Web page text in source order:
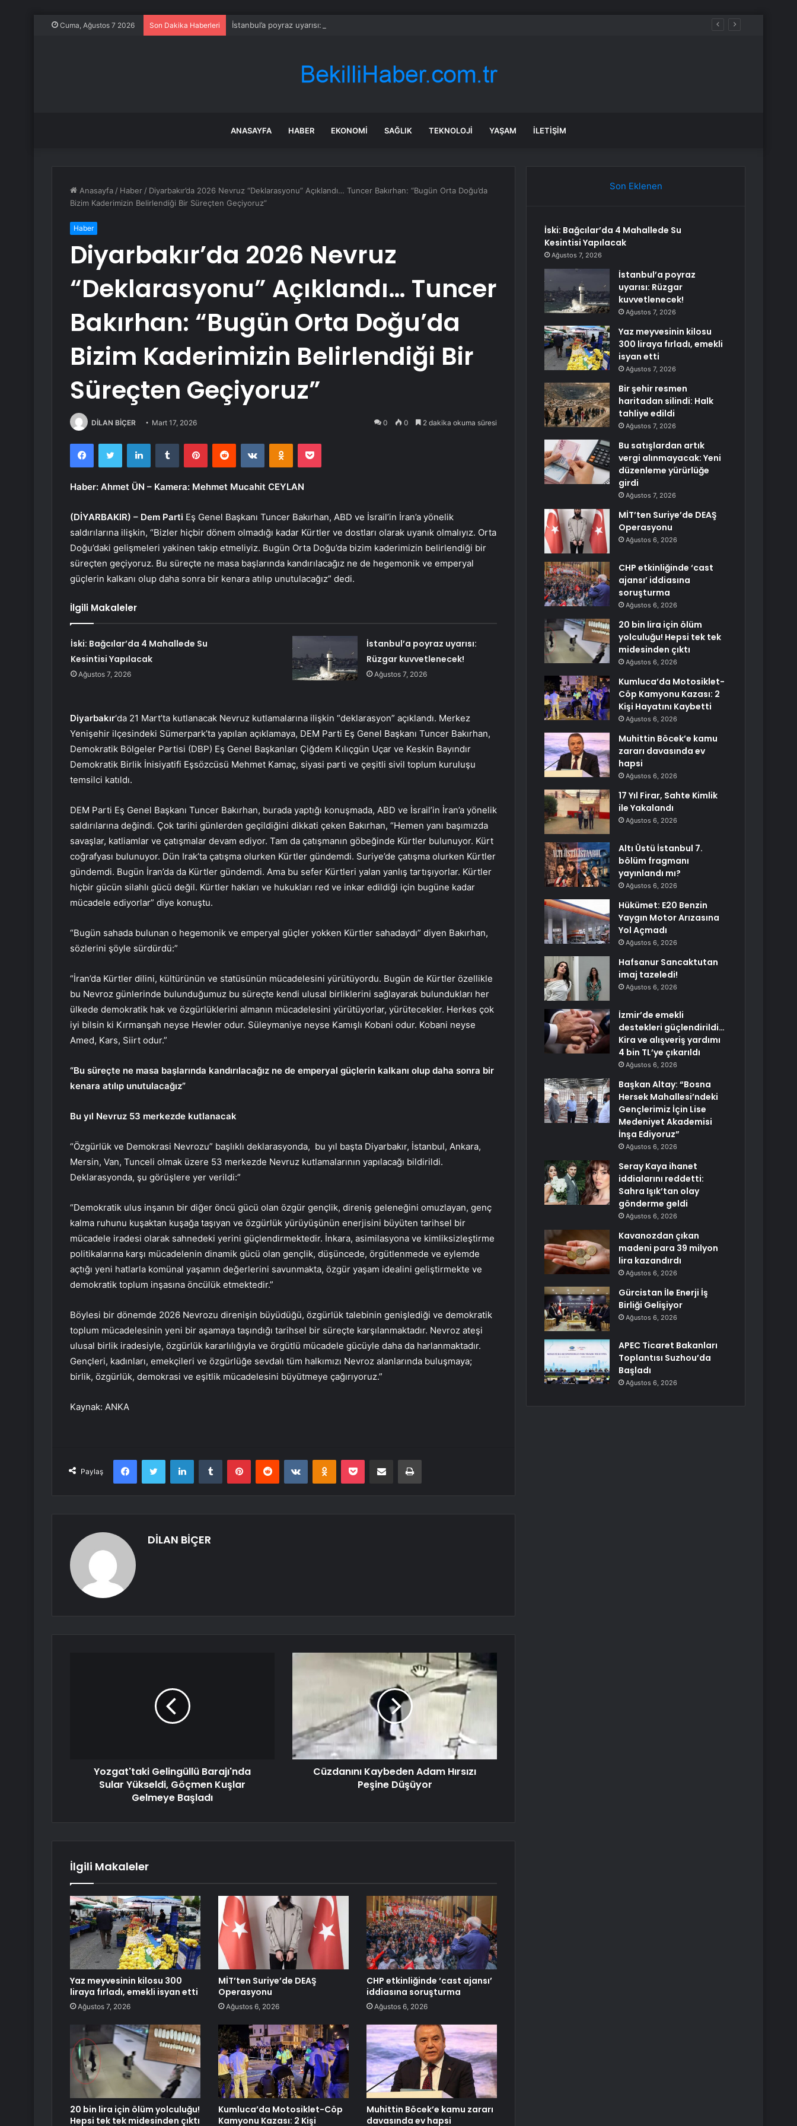
Cuma, Ağustos 7 2026 Son Dakika Haberleri İstanbul’a poyraz uyarısı: Rüzgar kuvvetlenecek!
ANASAYFA HABER EKONOMI SAĞLIK TEKNOLOJI YAŞAM İLETIŞIM
Anasayfa / Haber / Diyarbakır’da 2026 Nevruz “Deklarasyonu” Açıklandı… Tuncer Bakırhan: “Bugün Orta Doğu’da
Bizim Kaderimizin Belirlendiği Bir Süreçten Geçiyoruz”
Haber
Diyarbakır’da 2026 Nevruz
“Deklarasyonu” Açıklandı… Tuncer
Bakırhan: “Bugün Orta Doğu’da
Bizim Kaderimizin Belirlendiği Bir
Süreçten Geçiyoruz”
DİLAN BİÇER Mart 17, 2026 0 0 2 dakika okuma süresi
FacebookTwitter LinkedInTumblr PinterestReddit VKontakteOdnoklassniki
Pocket
Haber: Ahmet ÜN – Kamera: Mehmet Mucahit CEYLAN
(DİYARBAKIR) – Dem Parti Eş Genel Başkanı Tuncer Bakırhan, ABD ve İsrail’in İran’a yönelik
saldırılarına ilişkin, “Bizler hiçbir dönem olmadığı kadar Kürtler ve dostları olarak uyanık olmalıyız. Orta
Doğu’daki gelişmeleri yakinen takip etmeliyiz. Bugün Orta Doğu’da bizim kaderimizin belirlendiği bir
süreçten geçiyoruz. Bu süreçte ne masa başlarında kandırılacağız ne de hegemonik ve emperyal
güçlerin kalkanı olup daha sonra bir kenara atılıp unutulacağız” dedi.
İlgili Makaleler
İski: Bağcılar’da 4 Mahallede Su
Kesintisi Yapılacak
Ağustos 7, 2026
İstanbul’a poyraz uyarısı:
Rüzgar kuvvetlenecek!
Ağustos 7, 2026
Diyarbakır‘da 21 Mart’ta kutlanacak Nevruz kutlamalarına ilişkin “deklarasyon” açıklandı. Merkez
Yenişehir ilçesindeki Sümerpark’ta yapılan açıklamaya, DEM Parti Eş Genel Başkanı Tuncer Bakırhan,
Demokratik Bölgeler Partisi (DBP) Eş Genel Başkanları Çiğdem Kılıçgün Uçar ve Keskin Bayındır
Demokratik Birlik İnisiyatifi Eşsözcüsü Mehmet Kamaç, siyasi parti ve çeşitli sivil toplum kuruluşu
temsilci katıldı.
DEM Parti Eş Genel Başkanı Tuncer Bakırhan, burada yaptığı konuşmada, ABD ve İsrail’in İran’a yönelik
saldırılarına değindi. Çok tarihi günlerden geçildiğini dikkati çeken Bakırhan, “Hemen yanı başımızda
savaşlar, katliamlar ve çatışmalar devam ediyor. Tam da çatışmanın göbeğinde Kürtler bulunuyor. Kürt
coğrafyası bulunuyor. Dün Irak’ta çatışma olurken Kürtler gündemdi. Suriye’de çatışma olurken Kürtler
gündemdi. Bugün İran’da da Kürtler gündemdi. Ama bu sefer Kürtleri yalan yanlış tartışıyorlar. Kürtler
hiçbir gücün silahlı gücü değil. Kürtler hakları ve hukukları red ve inkar edildiği için bugüne kadar
mücadele ediyorlar” diye konuştu.
“Bugün sahada bulunan o hegemonik ve emperyal güçler yokken Kürtler sahadaydı” diyen Bakırhan,
sözlerini şöyle sürdürdü:”
“İran’da Kürtler dilini, kültürünün ve statüsünün mücadelesini yürütüyordu. Bugün de Kürtler özellikle
bu Nevroz günlerinde bulunduğumuz bu süreçte kendi ulusal birliklerini sağlayarak bulundukları her
ülkede demokratik hak ve özgürlüklerini almanın mücadelesini yürütüyorlar, yürütecekler. Herkes çok
iyi bilsin ki Kırmanşah neyse Hewler odur. Süleymaniye neyse Kamışlı Kobani odur. Kobani neyse
Amed, Kars, Siirt odur.”
“Bu süreçte ne masa başlarında kandırılacağız ne de emperyal güçlerin kalkanı olup daha sonra bir
kenara atılıp unutulacağız”
Bu yıl Nevruz 53 merkezde kutlanacak
“Özgürlük ve Demokrasi Nevrozu” başlıklı deklarasyonda, bu yıl başta Diyarbakır, İstanbul, Ankara,
Mersin, Van, Tunceli olmak üzere 53 merkezde Nevruz kutlamalarının yapılacağı bildirildi.
Deklarasyonda, şu görüşlere yer verildi:”
“Demokratik ulus inşanın bir diğer öncü gücü olan özgür gençlik, direniş geleneğini omuzlayan, genç
kalma ruhunu kuşaktan kuşağa taşıyan ve özgürlük yürüyüşünün enerjisini büyüten tarihsel bir
mücadele iradesi olarak sahnedeki yerini güçlendirmektedir. İnkara, asimilasyona ve kimliksizleştirme
politikalarına karşı mücadelenin dinamik gücü olan gençlik, düşüncede, örgütlenmede ve eylemde
açtığı yeni hatlarla komünal yaşamın değerlerini savunmakta, özgür yaşam idealini geliştirmekte ve
demokratik toplum inşasına öncülük etmektedir.”
Böylesi bir dönemde 2026 Nevrozu direnişin büyüdüğü, özgürlük talebinin genişlediği ve demokratik
toplum mücadelesinin yeni bir aşamaya taşındığı tarihsel bir süreçte karşılanmaktadır. Nevroz ateşi
ulusal birlik iradesiyle, özgürlük kararlılığıyla ve örgütlü mücadele gücüyle daha da harlanmaktadır.
Gençleri, kadınları, emekçileri ve özgürlüğe sevdalı tüm halkımızı Nevroz alanlarında buluşmaya;
birlik, özgürlük, demokrasi ve eşitlik mücadelesini büyütmeye çağırıyoruz.”
Kaynak: ANKA
Paylaş
FacebookTwitter LinkedInTumblr PinterestReddit VKontakteOdnoklassniki
Pocket E-Posta ile paylaş Yazdır
DİLAN BİÇER
Yozgat'taki Gelingüllü Barajı'nda
Sular Yükseldi, Göçmen Kuşlar
Gelmeye Başladı
Cüzdanını Kaybeden Adam Hırsızı
Peşine Düşüyor
İlgili Makaleler
Yaz meyvesinin kilosu 300
liraya fırladı, emekli isyan etti
Ağustos 7, 2026
MİT’ten Suriye’de DEAŞ
Operasyonu
Ağustos 6, 2026
CHP etkinliğinde ‘cast ajansı’
iddiasına soruşturma
Ağustos 6, 2026
20 bin lira için ölüm yolculuğu!
Hepsi tek tek midesinden çıktı
Kumluca’da Motosiklet-Cöp
Kamyonu Kazası: 2 Kişi
Muhittin Böcek’e kamu zararı
davasında ev hapsi
Son Eklenen
İski: Bağcılar’da 4 Mahallede Su
Kesintisi Yapılacak
Ağustos 7, 2026
İstanbul’a poyraz
uyarısı: Rüzgar
kuvvetlenecek!
Ağustos 7, 2026
Yaz meyvesinin kilosu
300 liraya fırladı, emekli
isyan etti
Ağustos 7, 2026
Bir şehir resmen
haritadan silindi: Halk
tahliye edildi
Ağustos 7, 2026
Bu satışlardan artık
vergi alınmayacak: Yeni
düzenleme yürürlüğe
girdi
Ağustos 7, 2026
MİT’ten Suriye’de DEAŞ
Operasyonu
Ağustos 6, 2026
CHP etkinliğinde ‘cast
ajansı’ iddiasına
soruşturma
Ağustos 6, 2026
20 bin lira için ölüm
yolculuğu! Hepsi tek tek
midesinden çıktı
Ağustos 6, 2026
Kumluca’da Motosiklet-
Cöp Kamyonu Kazası: 2
Kişi Hayatını Kaybetti
Ağustos 6, 2026
Muhittin Böcek’e kamu
zararı davasında ev
hapsi
Ağustos 6, 2026
17 Yıl Firar, Sahte Kimlik
ile Yakalandı
Ağustos 6, 2026
Altı Üstü İstanbul 7.
bölüm fragmanı
yayınlandı mı?
Ağustos 6, 2026
Hükümet: E20 Benzin
Yaygın Motor Arızasına
Yol Açmadı
Ağustos 6, 2026
Hafsanur Sancaktutan
imaj tazeledi!
Ağustos 6, 2026
İzmir’de emekli
destekleri güçlendirildi…
Kira ve alışveriş yardımı
4 bin TL’ye çıkarıldı
Ağustos 6, 2026
Başkan Altay: “Bosna
Hersek Mahallesi’ndeki
Gençlerimiz İçin Lise
Medeniyet Akademisi
İnşa Ediyoruz”
Ağustos 6, 2026
Seray Kaya ihanet
iddialarını reddetti:
Sahra Işık’tan olay
gönderme geldi
Ağustos 6, 2026
Kavanozdan çıkan
madeni para 39 milyon
lira kazandırdı
Ağustos 6, 2026
Gürcistan İle Enerji İş
Birliği Gelişiyor
Ağustos 6, 2026
APEC Ticaret Bakanları
Toplantısı Suzhou’da
Başladı
Ağustos 6, 2026